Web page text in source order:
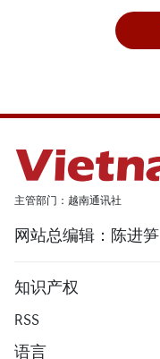
主管部门：越南通讯社
网站总编辑：陈进笋
知识产权
RSS
语言